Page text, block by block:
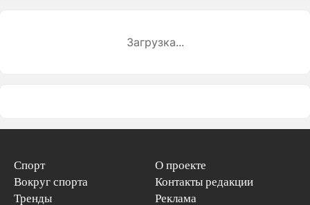
Загрузка...
Спорт
Вокруг спорта
Тренды
О проекте
Контакты редакции
Реклама